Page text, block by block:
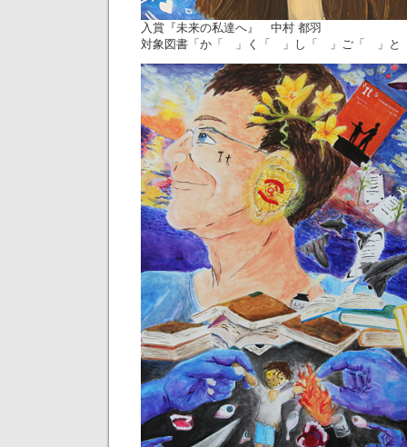
入賞『未来の私達へ』 中村 都羽
対象図書「か「 」く「 」し「 」ご「 」と